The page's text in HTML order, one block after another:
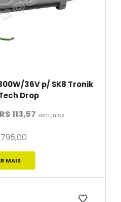
36V p/ SK8 Tronik
Drop
R$113,57 sem juros
795,00
MAIS